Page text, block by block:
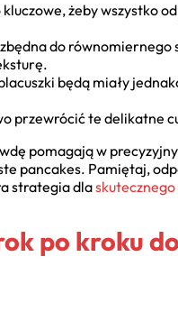
żeby wszystko
do
będą miały
przewrócić te delikatne
pomagają w
pancakes. Pamiętaj,
strategia dla
po kroku